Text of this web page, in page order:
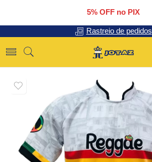
5% OFF no PIX
Rastreio de pedidos